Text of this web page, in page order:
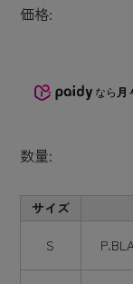
価格:
なら 月
数量:
サイズ
S